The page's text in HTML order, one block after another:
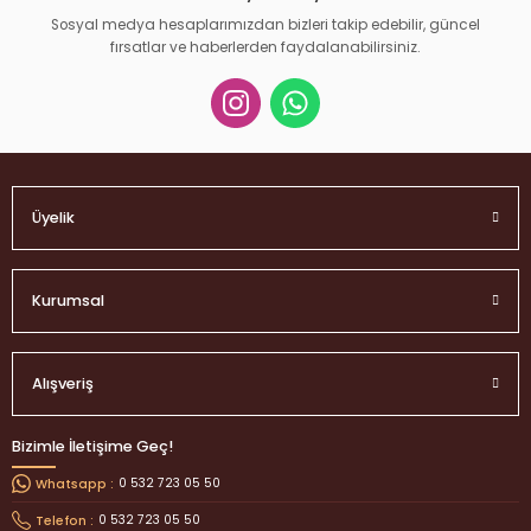
Gönder
Sosyal medya hesaplarımızdan bizleri takip edebilir, güncel
fırsatlar ve haberlerden faydalanabilirsiniz.
Üyelik
Kurumsal
Alışveriş
Bizimle İletişime Geç!
Whatsapp : 0 532 723 05 50
Telefon : 0 532 723 05 50